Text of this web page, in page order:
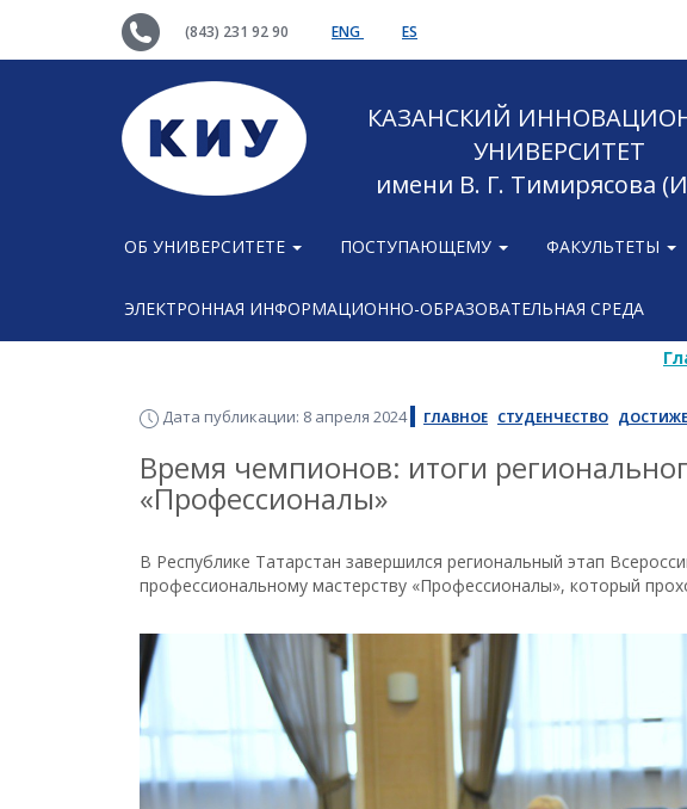
(843) 231 92 90 ENG ES
КАЗАНСКИЙ
УНИВЕРСИТЕТ
имени В. Г. Тимирясова
ОБ УНИВЕРСИТЕТЕ ПОСТУПАЮЩЕМУ ФАКУЛЬТЕТЫ
ЭЛЕКТРОННАЯ ИНФОРМАЦИОННО-ОБРАЗОВАТЕЛЬНАЯ СРЕДА
Дата публикации: 8 апреля 2024 ГЛАВНОЕ СТУДЕНЧЕСТВО
Время чемпионов: итоги
«Профессионалы»
В Республике Татарстан завершился региональный этап
профессиональному мастерству «Профессионалы», который